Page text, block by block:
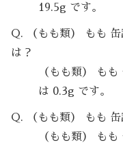
19.5g です。
Q. （もも類） もも
は？
（もも類） も
は 0.3g です。
Q. （もも類） もも
（もも類） も